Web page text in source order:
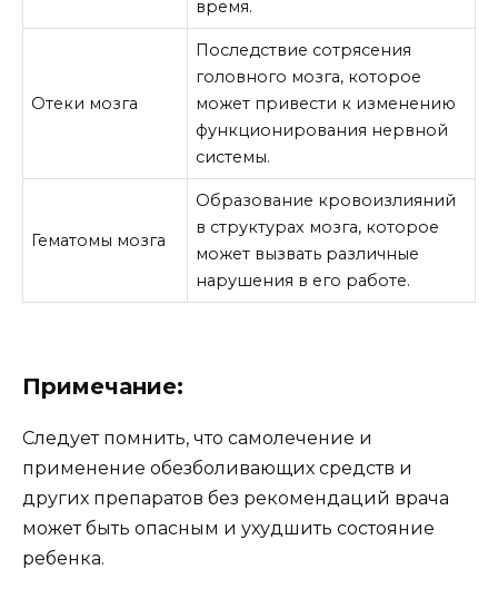
время.
Отеки мозга
Последствие сотрясения
головного мозга, которое
может привести к изменению
функционирования нервной
системы.
Гематомы мозга
Образование кровоизлияний
в структурах мозга, которое
может вызвать различные
нарушения в его работе.
Примечание:
Следует помнить, что самолечение и
применение обезболивающих средств и
других препаратов без рекомендаций врача
может быть опасным и ухудшить состояние
ребенка.